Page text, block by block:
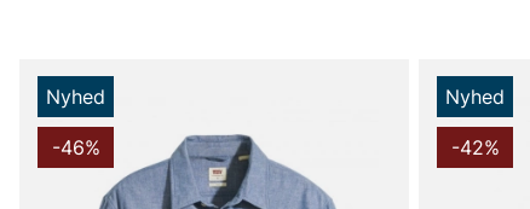
Nyhed
-46%
Nyhed
-42%